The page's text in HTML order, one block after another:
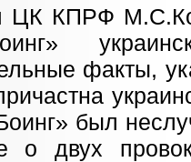
ЦК КПРФ
факты,
был
о двух